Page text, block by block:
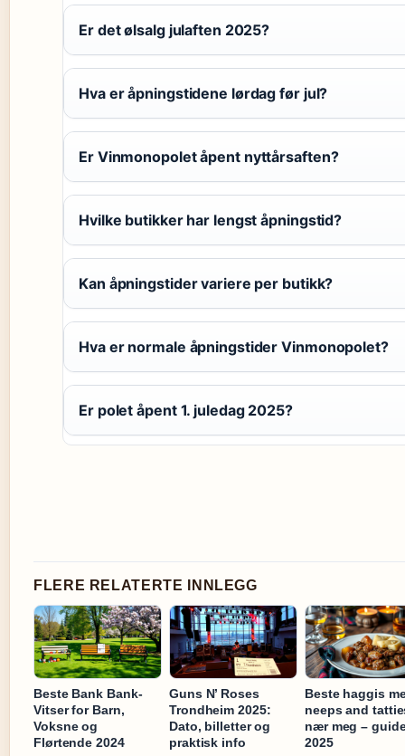
Er det ølsalg julaften 2025?
Hva er åpningstidene lørdag før jul?
Er Vinmonopolet åpent nyttårsaften?
Hvilke butikker har lengst åpningstid?
Kan åpningstider variere per butikk?
Hva er normale åpningstider Vinmonopolet?
Er polet åpent 1. juledag 2025?
FLERE RELATERTE INNLEGG
Beste Bank Bank-
Vitser for Barn,
Voksne og
Flørtende 2024
Guns N’ Roses
Trondheim 2025:
Dato, billetter og
praktisk info
Beste haggis
neeps and
nær meg –
2025